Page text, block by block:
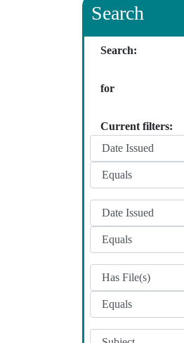
Search
Search:
for
Current filters: